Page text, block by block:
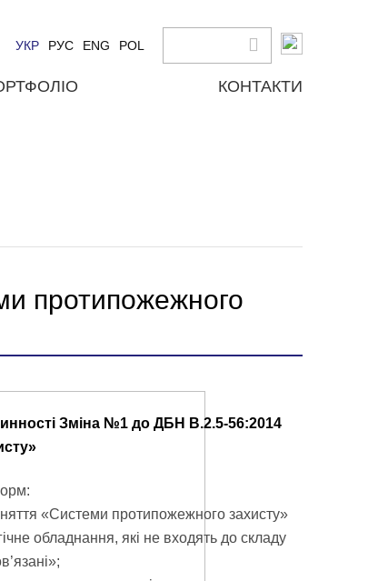
УКР РУС ENG POL
КОНТАКТИ
протипожежного
Зміна №1 до ДБН В.2.5-56:2014
«Системи протипожежного захисту»
обладнання, які не входять до складу